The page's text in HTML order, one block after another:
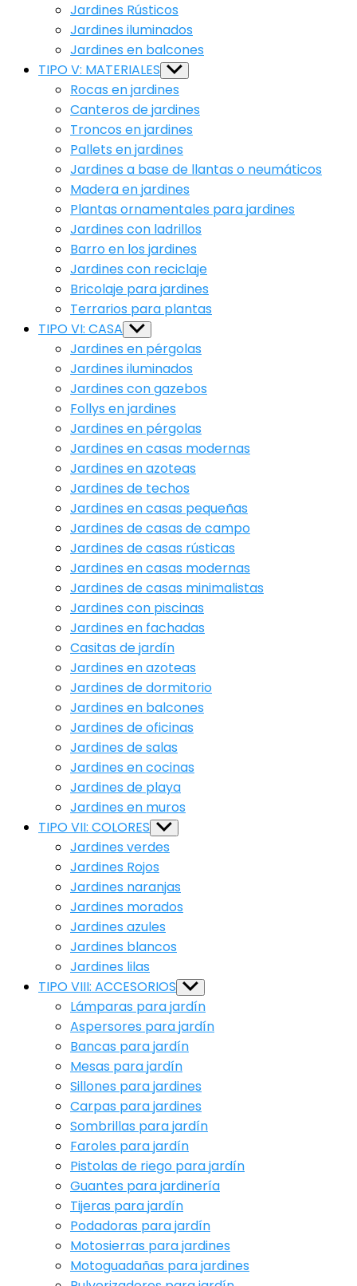
Jardines Rústicos
Jardines iluminados
Jardines en balcones
TIPO V: MATERIALES Show
sub
menu
Rocas en jardines
Canteros de jardines
Troncos en jardines
Pallets en jardines
Jardines a base de llantas o neumáticos
Madera en jardines
Plantas ornamentales para jardines
Jardines con ladrillos
Barro en los jardines
Jardines con reciclaje
Bricolaje para jardines
Terrarios para plantas
TIPO VI: CASA Show
sub
menu
Jardines en pérgolas
Jardines iluminados
Jardines con gazebos
Follys en jardines
Jardines en pérgolas
Jardines en casas modernas
Jardines en azoteas
Jardines de techos
Jardines en casas pequeñas
Jardines de casas de campo
Jardines de casas rústicas
Jardines en casas modernas
Jardines de casas minimalistas
Jardines con piscinas
Jardines en fachadas
Casitas de jardín
Jardines en azoteas
Jardines de dormitorio
Jardines en balcones
Jardines de oficinas
Jardines de salas
Jardines en cocinas
Jardines de playa
Jardines en muros
TIPO VII: COLORES Show
sub
menu
Jardines verdes
Jardines Rojos
Jardines naranjas
Jardines morados
Jardines azules
Jardines blancos
Jardines lilas
TIPO VIII: ACCESORIOS Show
sub
menu
Lámparas para jardín
Aspersores para jardín
Bancas para jardín
Mesas para jardín
Sillones para jardines
Carpas para jardines
Sombrillas para jardín
Faroles para jardín
Pistolas de riego para jardín
Guantes para jardinería
Tijeras para jardín
Podadoras para jardín
Motosierras para jardines
Motoguadañas para jardines